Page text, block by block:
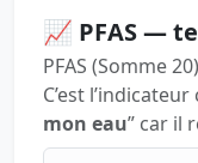
📈 PFAS —
PFAS (Somme
C’est
mon eau” car il